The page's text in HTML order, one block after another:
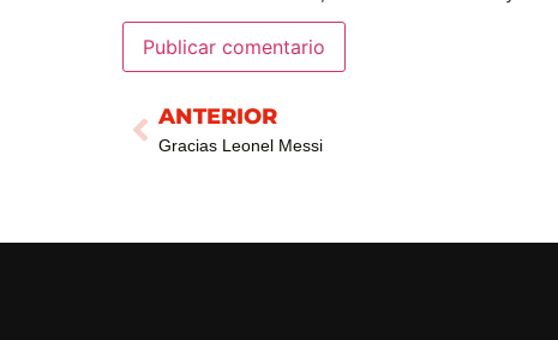
ANTERIOR
Gracias Leonel Messi